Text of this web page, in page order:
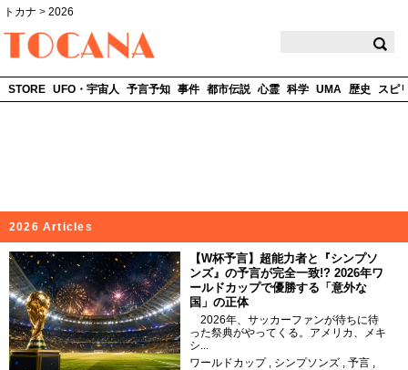
トカナ > 2026
STORE UFO・宇宙人 予言予知 事件 都市伝説 心霊 科学 UMA 歴史 スピ
2026 Articles
【W杯予言】超能力者と『シンプソ
ンズ』の予言が完全一致!? 2026年ワ
ールドカップで優勝する「意外な
国」の正体
2026年、サッカーファンが待ちに待
った祭典がやってくる。アメリカ、メキ
シ...
ワールドカップ
シンプソンズ
予言